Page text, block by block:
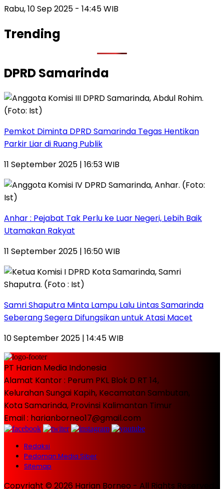
Rabu, 10 Sep 2025 - 14:45 WIB
Trending
DPRD Samarinda
Pemkot Diminta DPRD Samarinda Tegas Hentikan
Parkir Liar di Ruang Publik
11 September 2025 | 16:53 WIB
Anhar : Pejabat Tak Perlu ke Luar Negeri, Lebih Baik
Utamakan Rakyat
11 September 2025 | 16:50 WIB
Samri Shaputra Minta Lampu Lalu Lintas Samarinda
Seberang Segera Difungsikan untuk Atasi Macet
10 September 2025 | 14:45 WIB
PT Harian Media Indonesia
Alamat Kantor : Perum PKL Blok D RT 14,
Kelurahan Sungai Kapih, Kecamatan Sambutan,
Kota Samarinda, Provinsi Kalimantan Timur
Email : harianborneo17@gmail.com
Redaksi
Pedoman Media Siber
Sitemap
Copyright © 2026 Harian Borneo - All Rights Reserved